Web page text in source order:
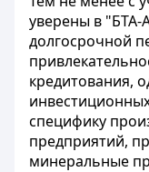
уверены в "БТА-
долгосрочной
кредитования,
специфику
предприятий,
минеральные